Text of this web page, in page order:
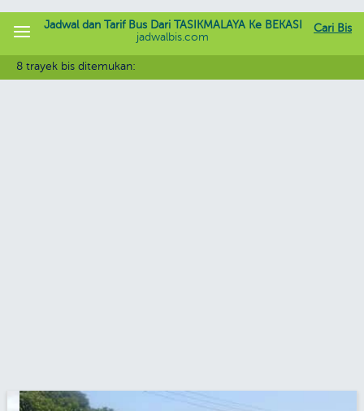
Cari Bis
Jadwal dan Tarif Bus Dari TASIKMALAYA Ke BEKASI
jadwalbis.com
8 trayek bis ditemukan: